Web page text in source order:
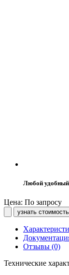
Любой удобный
Цена: По запросу
узнать стоимость
Отзывы (0)
Технические